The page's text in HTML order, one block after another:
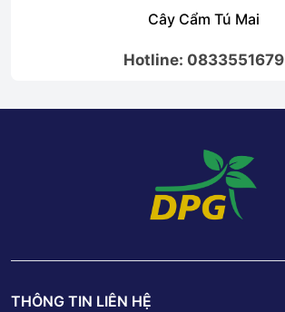
Cây Cẩm Tú Mai
Hotline: 0833551679
THÔNG TIN LIÊN HỆ